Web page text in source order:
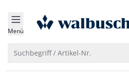
springen
springen
springen
Menü zur Startseite
Suchbegriff / Artikel-Nr.